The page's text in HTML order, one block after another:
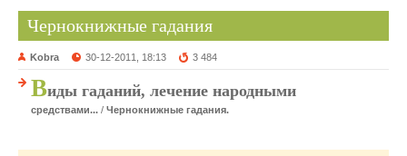
Чернокнижные гадания
Kobra 30-12-2011, 18:13 3 484
Виды гаданий, лечение народными
средствами... / Чернокнижные гадания.